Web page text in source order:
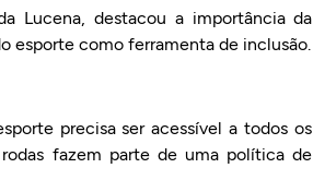
Lucena, destacou a importância da
esporte como ferramenta de inclusão.
precisa ser acessível a todos os
fazem parte de uma política de